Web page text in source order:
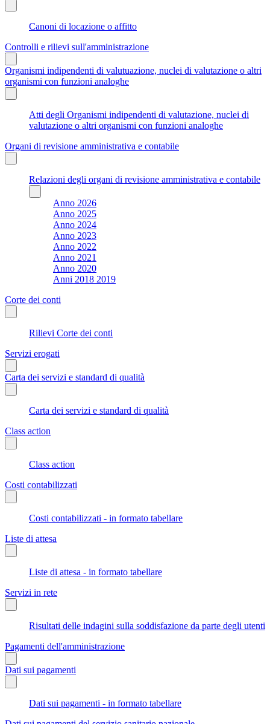
Canoni di locazione o affitto
Controlli e rilievi sull'amministrazione
Organismi indipendenti di valutuazione, nuclei di valutazione o altri
organismi con funzioni analoghe
Atti degli Organismi indipendenti di valutazione, nuclei di
valutazione o altri organismi con funzioni analoghe
Organi di revisione amministrativa e contabile
Relazioni degli organi di revisione amministrativa e contabile
Anno 2026
Anno 2025
Anno 2024
Anno 2023
Anno 2022
Anno 2021
Anno 2020
Anni 2018 2019
Corte dei conti
Rilievi Corte dei conti
Servizi erogati
Carta dei servizi e standard di qualità
Carta dei servizi e standard di qualità
Class action
Class action
Costi contabilizzati
Costi contabilizzati - in formato tabellare
Liste di attesa
Liste di attesa - in formato tabellare
Servizi in rete
Risultati delle indagini sulla soddisfazione da parte degli utenti
Pagamenti dell'amministrazione
Dati sui pagamenti
Dati sui pagamenti - in formato tabellare